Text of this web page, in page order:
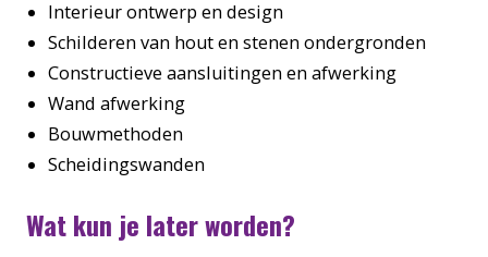
Interieur ontwerp en design
Schilderen van hout en stenen ondergronden
Constructieve aansluitingen en afwerking
Wand afwerking
Bouwmethoden
Scheidingswanden
Wat kun je later worden?